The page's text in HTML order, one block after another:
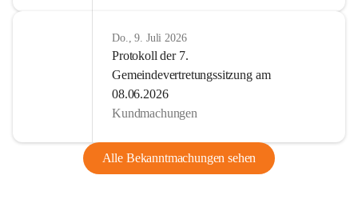
Do., 9. Juli 2026
Protokoll der 7.
Gemeindevertretungssitzung am
08.06.2026
Kundmachungen
Alle Bekanntmachungen sehen